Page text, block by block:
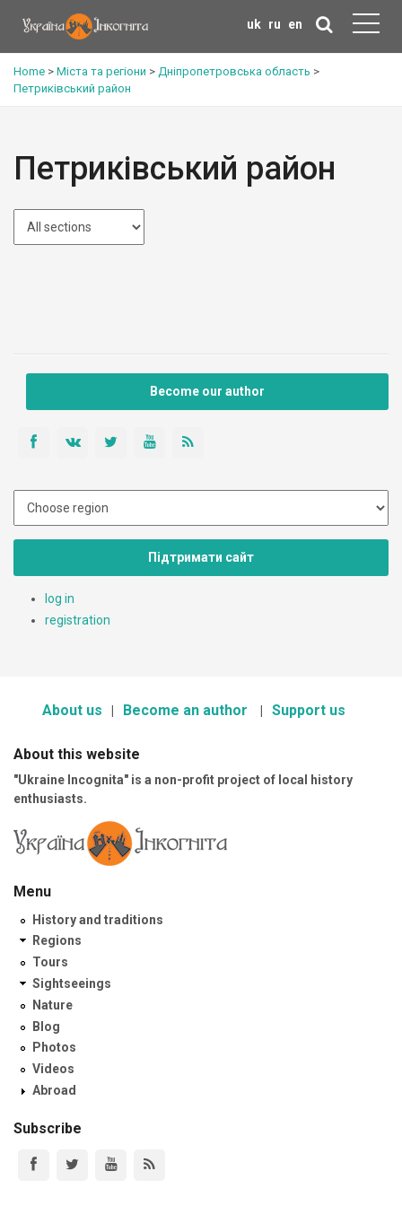
uk ru en
Home > Міста та регіони > Дніпропетровська область >
Петриківський район
Петриківський район
Become our author
Підтримати сайт
log in
registration
About us Become an author Support us
About this website
"Ukraine Incognita" is a non-profit project of local history
enthusiasts.
Menu
History and traditions
Regions
Tours
Sightseeings
Nature
Blog
Photos
Videos
Abroad
Subscribe